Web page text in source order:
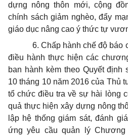
dựng nông thôn mới, cộng
chính sách giảm nghèo, đẩy
giáo dục nâng cao ý thức tự
6. Chấp hành chế độ báo
điều hành thực hiện các
ban hành kèm theo Quyết định
10 tháng 10 năm 2016 của Thủ
tổ chức điều tra về sự hài lòng
quả thực hiện xây dựng nông
lập hệ thống giám sát, đánh
ứng yêu cầu quản lý